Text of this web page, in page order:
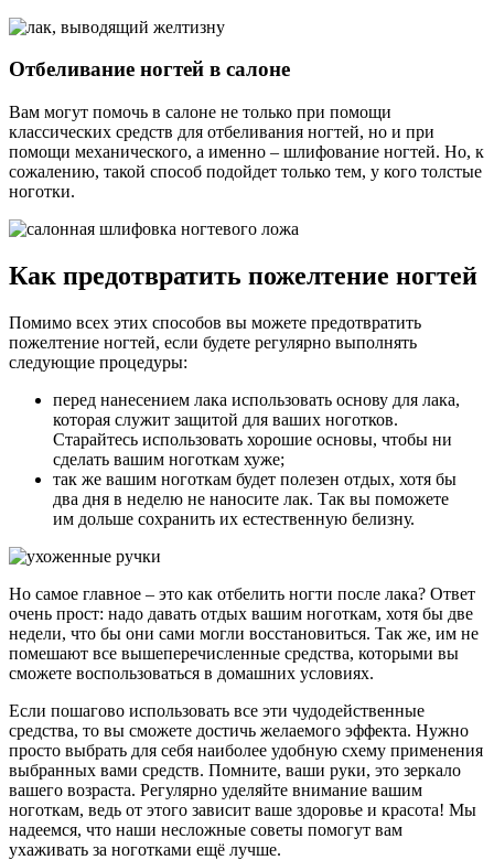
Отбеливание ногтей в салоне
Вам могут помочь в салоне не только при помощи
классических средств для отбеливания ногтей, но и при
помощи механического, а именно – шлифование ногтей. Но, к
сожалению, такой способ подойдет только тем, у кого толстые
ноготки.
Как предотвратить пожелтение ногтей
Помимо всех этих способов вы можете предотвратить
пожелтение ногтей, если будете регулярно выполнять
следующие процедуры:
перед нанесением лака использовать основу для лака,
которая служит защитой для ваших ноготков.
Старайтесь использовать хорошие основы, чтобы ни
сделать вашим ноготкам хуже;
так же вашим ноготкам будет полезен отдых, хотя бы
два дня в неделю не наносите лак. Так вы поможете
им дольше сохранить их естественную белизну.
Но самое главное – это как отбелить ногти после лака? Ответ
очень прост: надо давать отдых вашим ноготкам, хотя бы две
недели, что бы они сами могли восстановиться. Так же, им не
помешают все вышеперечисленные средства, которыми вы
сможете воспользоваться в домашних условиях.
Если пошагово использовать все эти чудодейственные
средства, то вы сможете достичь желаемого эффекта. Нужно
просто выбрать для себя наиболее удобную схему применения
выбранных вами средств. Помните, ваши руки, это зеркало
вашего возраста. Регулярно уделяйте внимание вашим
ноготкам, ведь от этого зависит ваше здоровье и красота! Мы
надеемся, что наши несложные советы помогут вам
ухаживать за ноготками ещё лучше.